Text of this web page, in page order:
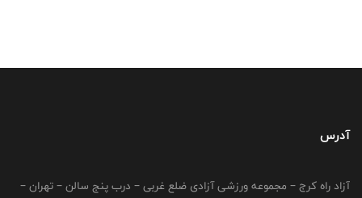
آدرس
آزاد راه کرج – مجموعه ورزشی آزادی ضلع غربی – درب پنج سالن – تهران –